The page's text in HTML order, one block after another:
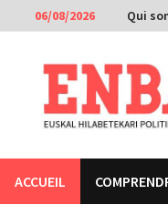
Passer
au
contenu
06/08/2026 Qui
ACCUEIL